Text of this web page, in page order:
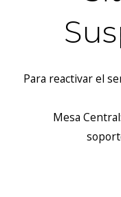
Para reactivar el
Mesa